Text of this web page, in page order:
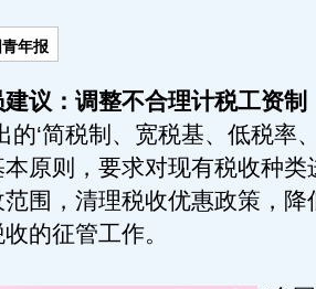
年报
：调整不合理计税工资制
‘简税制、宽税基、低税率
原则，要求对现有税收种类
围，清理税收优惠政策，降
的征管工作。